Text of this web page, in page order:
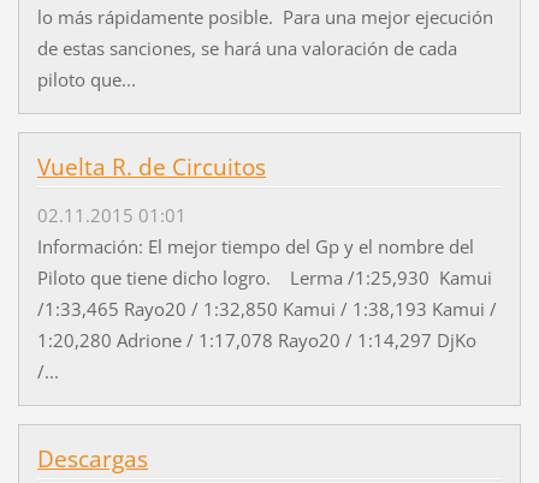
lo más rápidamente posible. Para una mejor ejecución
de estas sanciones, se hará una valoración de cada
piloto que...
Vuelta R. de Circuitos
02.11.2015 01:01
Información: El mejor tiempo del Gp y el nombre del
Piloto que tiene dicho logro. Lerma /1:25,930 Kamui
/1:33,465 Rayo20 / 1:32,850 Kamui / 1:38,193 Kamui /
1:20,280 Adrione / 1:17,078 Rayo20 / 1:14,297 DjKo
/...
Descargas